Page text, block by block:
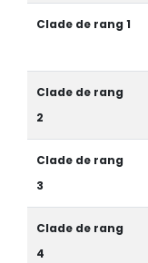
Clade de rang 1
Clade de rang
2
Clade de rang
3
Clade de rang
4